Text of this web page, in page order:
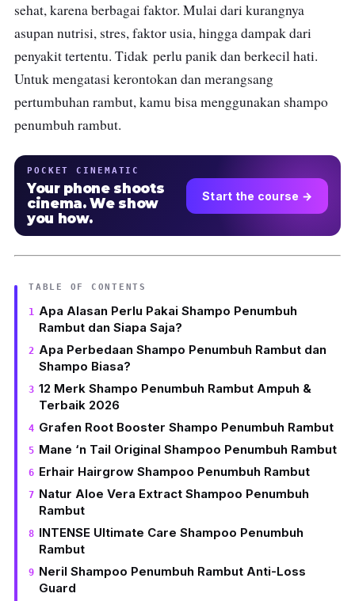
sehat, karena berbagai faktor. Mulai dari kurangnya
asupan nutrisi, stres, faktor usia, hingga dampak dari
penyakit tertentu. Tidak perlu panik dan berkecil hati.
Untuk mengatasi kerontokan dan merangsang
pertumbuhan rambut, kamu bisa menggunakan shampo
penumbuh rambut.
POCKET CINEMATIC
Your phone shoots
cinema. We show
you how.
Start the course →
TABLE OF CONTENTS
Apa Alasan Perlu Pakai Shampo Penumbuh
Rambut dan Siapa Saja?
Apa Perbedaan Shampo Penumbuh Rambut dan
Shampo Biasa?
12 Merk Shampo Penumbuh Rambut Ampuh &
Terbaik 2026
Grafen Root Booster Shampo Penumbuh Rambut
Mane ‘n Tail Original Shampoo Penumbuh Rambut
Erhair Hairgrow Shampoo Penumbuh Rambut
Natur Aloe Vera Extract Shampoo Penumbuh
Rambut
INTENSE Ultimate Care Shampoo Penumbuh
Rambut
Neril Shampoo Penumbuh Rambut Anti-Loss
Guard